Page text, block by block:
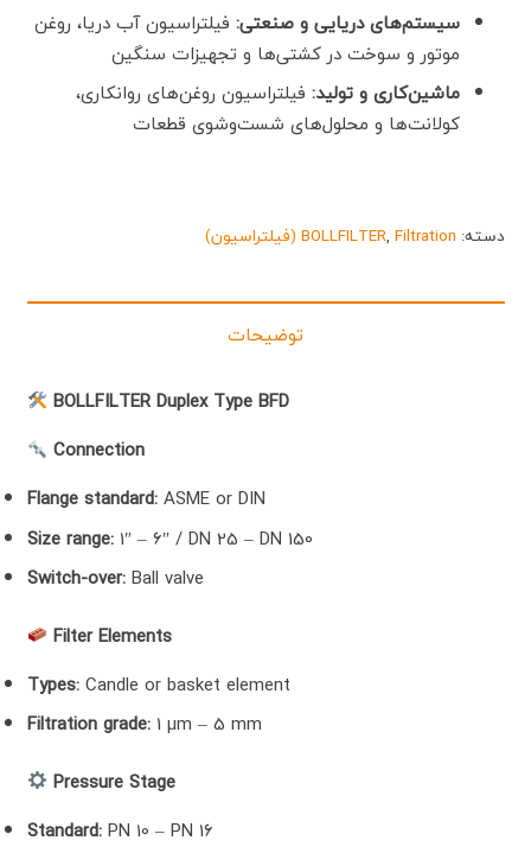
سیستم‌های دریایی و صنعتی: فیلتراسیون آب دریا، روغن
موتور و سوخت در کشتی‌ها و تجهیزات سنگین
ماشین‌کاری و تولید: فیلتراسیون روغن‌های روانکاری،
کولانت‌ها و محلول‌های شست‌وشوی قطعات
دسته: BOLLFILTER, Filtration (فیلتراسیون)
توضیحات
BOLLFILTER Duplex Type BFD
Connection
Flange standard:ASME or DIN
Size range:1″ – 6″ / DN 25 – DN 150
Switch-over:Ball valve
Filter Elements
Types:Candle or basket element
Filtration grade:1 µm – 5 mm
Pressure Stage
Standard:PN 10 – PN 16